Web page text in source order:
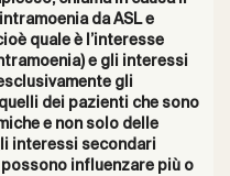
da ASL e
quale è l’interesse
e gli interessi
gli
dei pazienti che sono
e non solo delle
interessi secondari
influenzare più o